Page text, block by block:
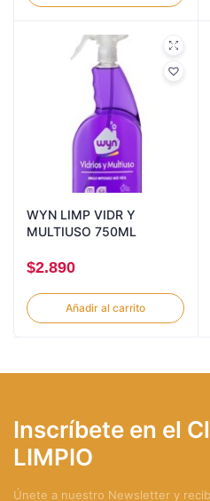
WYN LIMP VIDR Y
MULTIUSO 750ML
$2.890
Añadir al carrito
Inscríbete en el
LIMPIO
Únete a nuestro Newsletter y